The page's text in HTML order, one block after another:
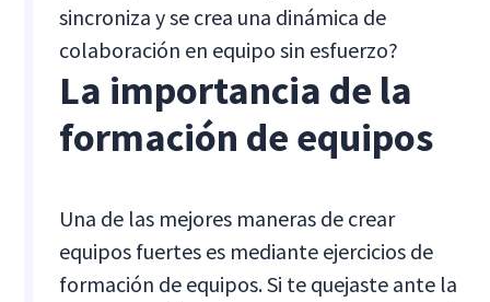
sincroniza y se crea una dinámica de
colaboración en equipo sin esfuerzo?
La importancia de la
formación de equipos
Una de las mejores maneras de crear
equipos fuertes es mediante ejercicios de
formación de equipos. Si te quejaste ante la